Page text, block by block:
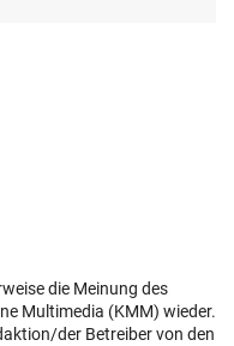
die Meinung des
Multimedia (KMM) wieder.
der Betreiber von den